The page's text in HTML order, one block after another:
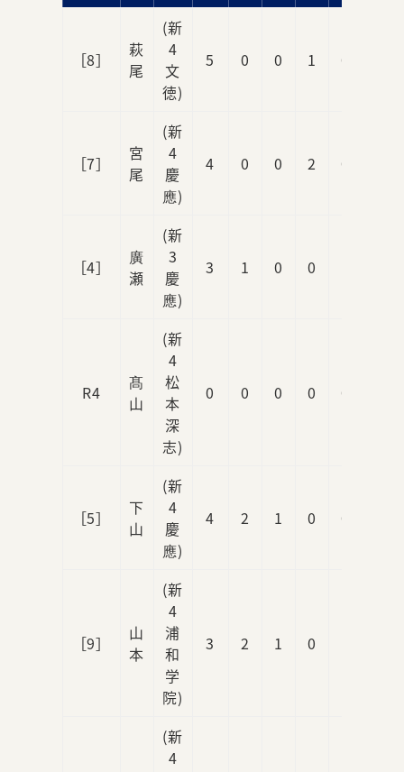
［8］
萩
尾
(新
4
文
徳)
5 0 0 1 0
［7］
宮
尾
(新
4
慶
應)
4 0 0 2 0
［4］
廣
瀬
(新
3
慶
應)
3 1 0 0
R4
髙
山
(新
4
松
本
深
志)
0 0 0 0 0
［5］
下
山
(新
4
慶
應)
4 2 1 0 0
［9］
山
本
(新
4
浦
和
学
院)
3 2 1 0
(新
4